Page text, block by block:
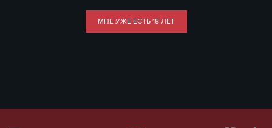
МНЕ УЖЕ ЕСТЬ 18 ЛЕТ